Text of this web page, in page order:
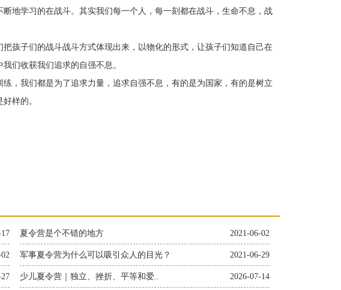
地学习的在战斗。其实我们每一个人，每一刻都在战斗，生命不息，战
子们的战斗战斗方式体现出来，以物化的形式，让孩子们知道自己在
们收获我们追求的自强不息。
我们都是为了追求力量，追求自强不息，有的是为国家，有的是树立
样的。
2021-06-02
夏令营是个不错的地方
2021-06-29
军事夏令营为什么可以吸引众人的目光？
2026-07-14
少儿夏令营｜独立、挫折、平等和爱..